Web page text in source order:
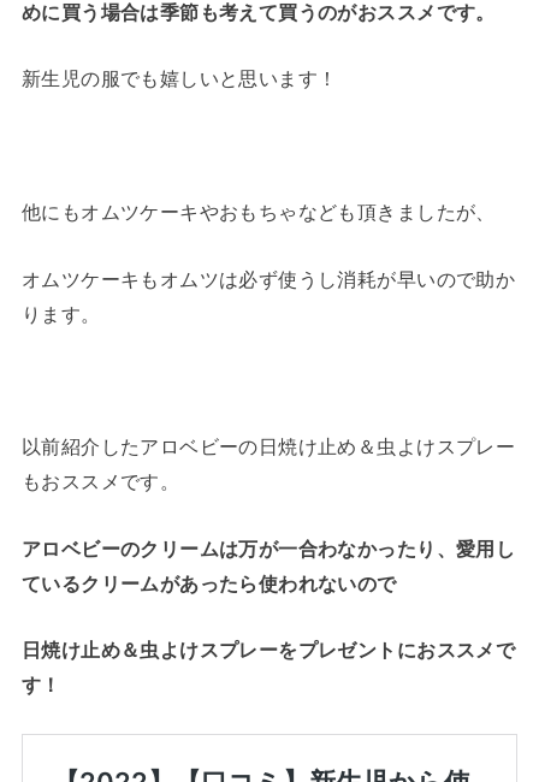
めに買う場合は季節も考えて買うのがおススメです。
新生児の服でも嬉しいと思います！
他にもオムツケーキやおもちゃなども頂きましたが、
オムツケーキもオムツは必ず使うし消耗が早いので助か
ります。
以前紹介したアロベビーの日焼け止め＆虫よけスプレー
もおススメです。
アロベビーのクリームは万が一合わなかったり、愛用し
ているクリームがあったら使われないので
日焼け止め＆虫よけスプレーをプレゼントにおススメで
す！